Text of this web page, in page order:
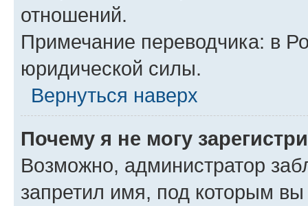
отношений.
Примечание переводчика: в
юридической силы.
Вернуться наверх
Почему я не могу
Возможно, администратор
запретил имя, под которым вы